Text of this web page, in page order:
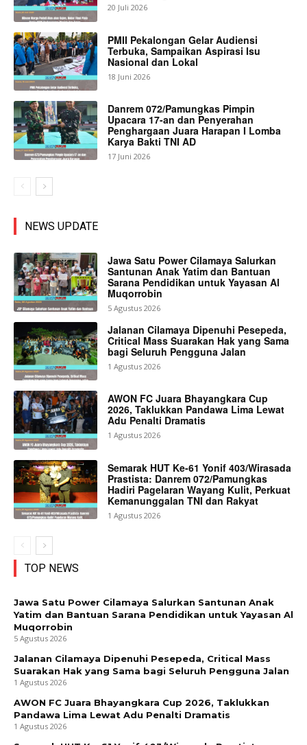
20 Juli 2026
PMII Pekalongan Gelar Audiensi
Terbuka, Sampaikan Aspirasi Isu
Nasional dan Lokal
18 Juni 2026
Danrem 072/Pamungkas Pimpin
Upacara 17-an dan Penyerahan
Penghargaan Juara Harapan I Lomba
Karya Bakti TNI AD
17 Juni 2026
NEWS UPDATE
Jawa Satu Power Cilamaya Salurkan
Santunan Anak Yatim dan Bantuan
Sarana Pendidikan untuk Yayasan Al
Muqorrobin
5 Agustus 2026
Jalanan Cilamaya Dipenuhi Pesepeda,
Critical Mass Suarakan Hak yang Sama
bagi Seluruh Pengguna Jalan
1 Agustus 2026
AWON FC Juara Bhayangkara Cup
2026, Taklukkan Pandawa Lima Lewat
Adu Penalti Dramatis
1 Agustus 2026
Semarak HUT Ke-61 Yonif 403/Wirasada
Prastista: Danrem 072/Pamungkas
Hadiri Pagelaran Wayang Kulit, Perkuat
Kemanunggalan TNI dan Rakyat
1 Agustus 2026
TOP NEWS
Jawa Satu Power Cilamaya Salurkan Santunan Anak
Yatim dan Bantuan Sarana Pendidikan untuk Yayasan Al
Muqorrobin
5 Agustus 2026
Jalanan Cilamaya Dipenuhi Pesepeda, Critical Mass
Suarakan Hak yang Sama bagi Seluruh Pengguna Jalan
1 Agustus 2026
AWON FC Juara Bhayangkara Cup 2026, Taklukkan
Pandawa Lima Lewat Adu Penalti Dramatis
1 Agustus 2026